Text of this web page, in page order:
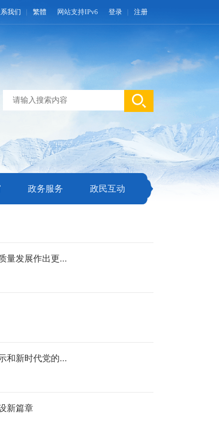
登录 注册
网站支持IPv6
我们 繁體
政务服务 政民互动
量发展作出更...
和新时代党的...
新篇章